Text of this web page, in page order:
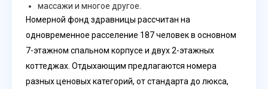
массажи и многое другое.
Номерной фонд здравницы рассчитан на
одновременное расселение 187 человек в основном
7-этажном спальном корпусе и двух 2-этажных
коттеджах. Отдыхающим предлагаются номера
разных ценовых категорий, от стандарта до люкса,